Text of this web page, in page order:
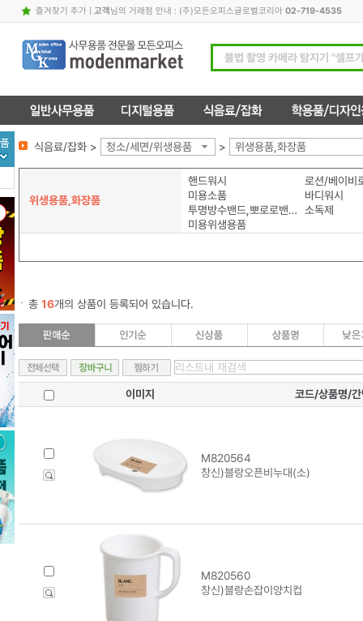
즐겨찾기 추가| 고객님의 거래점 안내 : (주)모든오피스글로벌코리아 02-719-4535
식음료/잡화 > 청소/세면/위생용품 > 위생용품,화장품
위생용품,화장품
핸드워시
로션/베이비
미용소품
바디워시
투명방수밴드,뽀로로밴드
소독제
미용위생용품
총 16개의 상품이 등록되어 있습니다.
이미지 코드/상품명/간
M820564
창신)블랑오픈비누대(소)
M820560
창신)블랑손잡이양치컵